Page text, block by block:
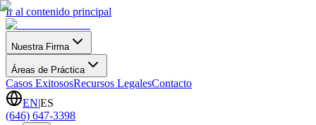
Ir al contenido principal
Nuestra Firma
Áreas de Práctica
Casos ExitososRecursos LegalesContacto
EN|ES
(646) 647-3398